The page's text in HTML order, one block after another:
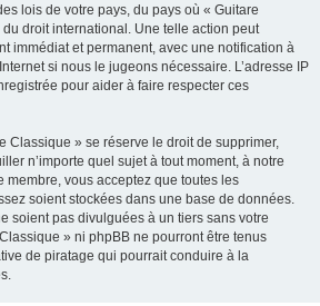
lois de votre pays, du pays où « Guitare
droit international. Une telle action peut
immédiat et permanent, avec une notification à
si nous le jugeons nécessaire. L’adresse IP
pour aider à faire respecter ces
Classique » se réserve le droit de supprimer,
n’importe quel sujet à tout moment, à notre
membre, vous acceptez que toutes les
soient stockées dans une base de données.
soient pas divulguées à un tiers sans votre
» ni phpBB ne pourront être tenus
de piratage qui pourrait conduire à la